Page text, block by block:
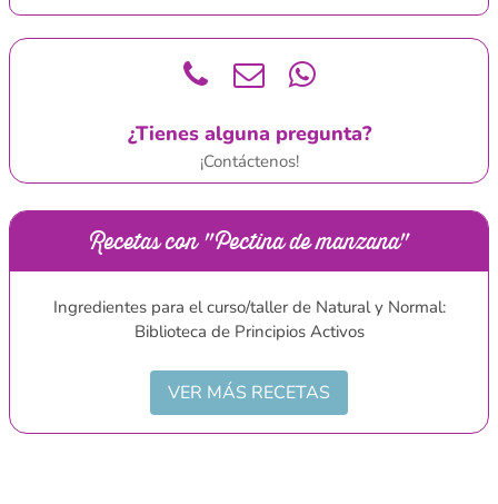
¿Tienes alguna pregunta?
¡Contáctenos!
Recetas con "Pectina de manzana"
Ingredientes para el curso/taller de Natural y Normal:
Biblioteca de Principios Activos
VER MÁS RECETAS